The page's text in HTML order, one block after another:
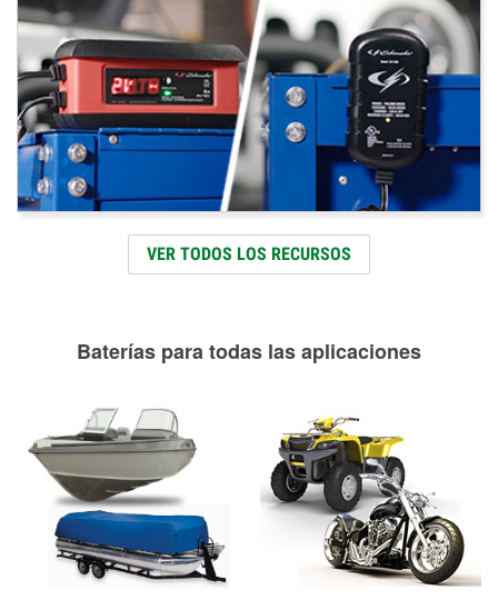
VER TODOS LOS RECURSOS
Baterías para todas las aplicaciones